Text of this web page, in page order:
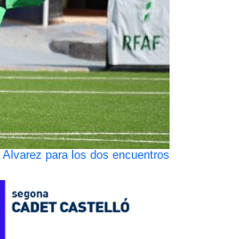
para los dos encuentros